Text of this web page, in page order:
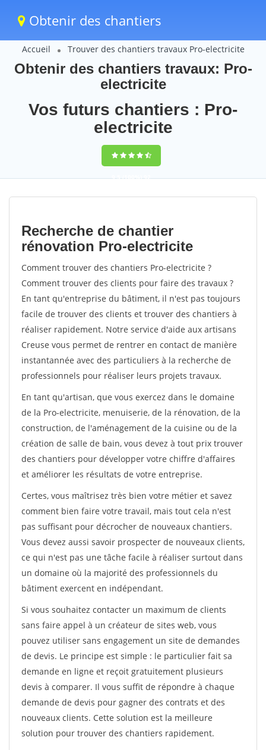
Obtenir des chantiers
Accueil Trouver des chantiers travaux Pro-electricite
Obtenir des chantiers travaux: Pro-
electricite
Vos futurs chantiers : Pro-
electricite
9,5(100%)92
votes
Recherche de chantier
rénovation Pro-electricite
Comment trouver des chantiers Pro-electricite ?
Comment trouver des clients pour faire des travaux ?
En tant qu'entreprise du bâtiment, il n'est pas toujours
facile de trouver des clients et trouver des chantiers à
réaliser rapidement. Notre service d'aide aux artisans
Creuse vous permet de rentrer en contact de manière
instantannée avec des particuliers à la recherche de
professionnels pour réaliser leurs projets travaux.
En tant qu'artisan, que vous exercez dans le domaine
de la Pro-electricite, menuiserie, de la rénovation, de la
construction, de l'aménagement de la cuisine ou de la
création de salle de bain, vous devez à tout prix trouver
des chantiers pour développer votre chiffre d'affaires
et améliorer les résultats de votre entreprise.
Certes, vous maîtrisez très bien votre métier et savez
comment bien faire votre travail, mais tout cela n'est
pas suffisant pour décrocher de nouveaux chantiers.
Vous devez aussi savoir prospecter de nouveaux clients,
ce qui n'est pas une tâche facile à réaliser surtout dans
un domaine où la majorité des professionnels du
bâtiment exercent en indépendant.
Si vous souhaitez contacter un maximum de clients
sans faire appel à un créateur de sites web, vous
pouvez utiliser sans engagement un site de demandes
de devis. Le principe est simple : le particulier fait sa
demande en ligne et reçoit gratuitement plusieurs
devis à comparer. Il vous suffit de répondre à chaque
demande de devis pour gagner des contrats et des
nouveaux clients. Cette solution est la meilleure
solution pour trouver des chantiers rapidement.